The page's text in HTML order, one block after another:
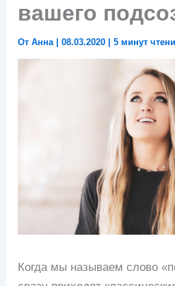
вашего
ОтАнна |08.03.2020 |5 минут
Когда мы называем слово